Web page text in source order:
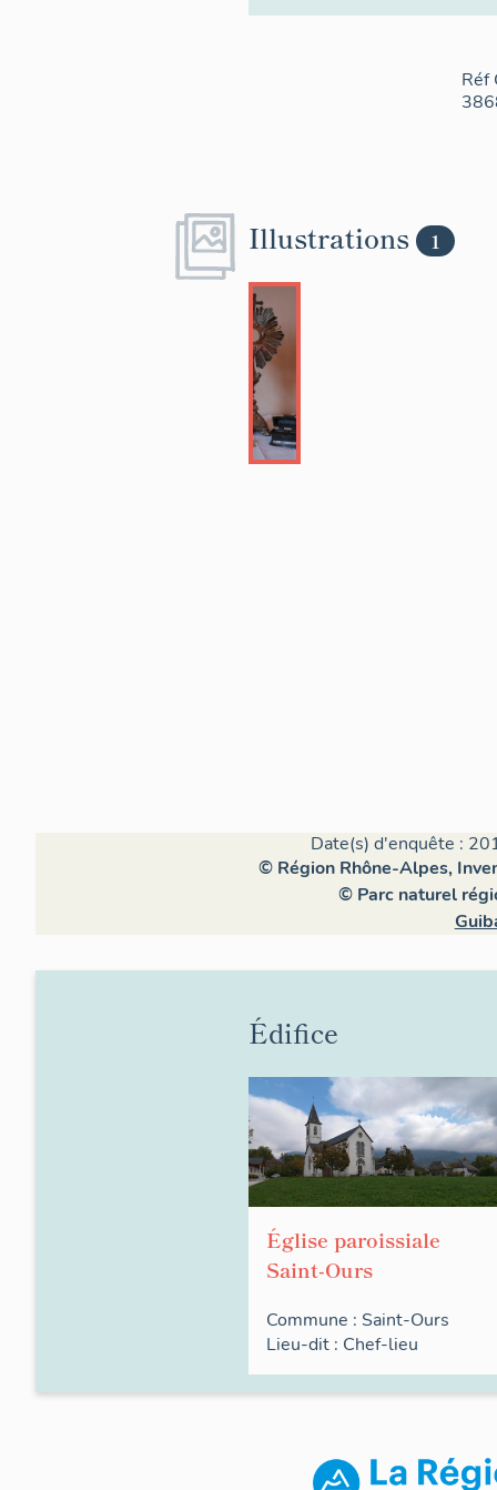
Réf
Illustrations 1
Date(s) d'enquête :
© Région Rhône-Alpes,
© Parc naturel
Édifice
Église paroissiale
Saint-Ours
Commune : Saint-Ours
Lieu-dit : Chef-lieu